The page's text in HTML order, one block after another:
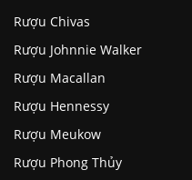
Rượu Chivas
Rượu Johnnie Walker
Rượu Macallan
Rượu Hennessy
Rượu Meukow
Rượu Phong Thủy